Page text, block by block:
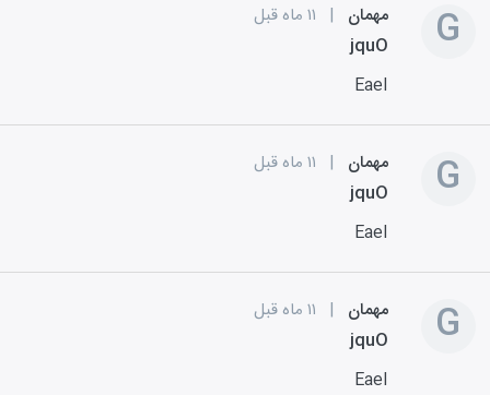
G مهمان | ۱۱ ماه قبل
jquO
EaeI
G مهمان | ۱۱ ماه قبل
jquO
EaeI
G مهمان | ۱۱ ماه قبل
jquO
EaeI